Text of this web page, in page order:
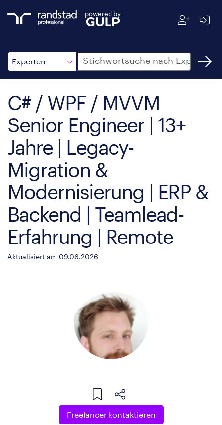
powered by
Experten
Suche
C# / WPF / MVVM
Senior Engineer | 13+
Jahre | Legacy-
Migration &
Modernisierung | ERP &
Backend | Teamlead-
Erfahrung | Remote
Aktualisiert am 09.06.2026
Freelancer kontaktieren